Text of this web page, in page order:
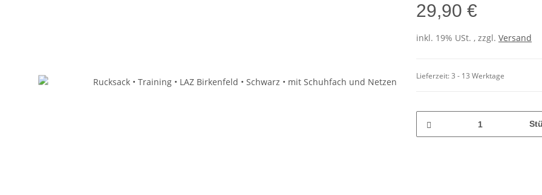
29,90 €
inkl. 19% USt. , zzgl. Versand
Lieferzeit:3 - 13 Werktage